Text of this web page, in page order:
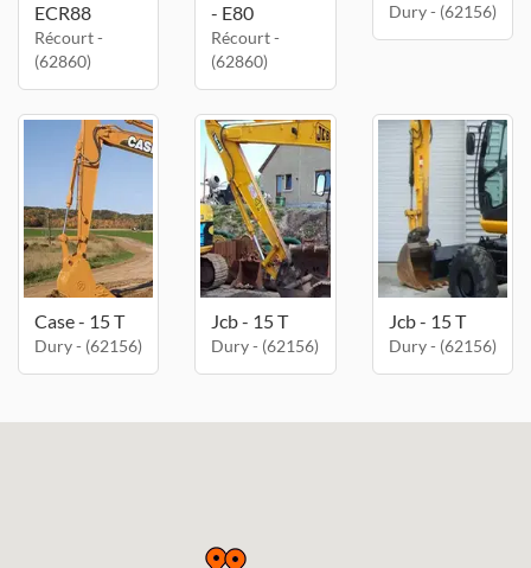
ECR88
Récourt -
(62860)
- E80
Récourt -
(62860)
Dury - (62156)
Case - 15 T
Dury - (62156)
Jcb - 15 T
Dury - (62156)
Jcb - 15 T
Dury - (62156)